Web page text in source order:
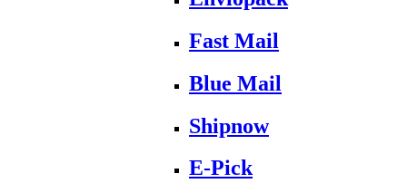
Fast Mail
Blue Mail
Shipnow
E-Pick